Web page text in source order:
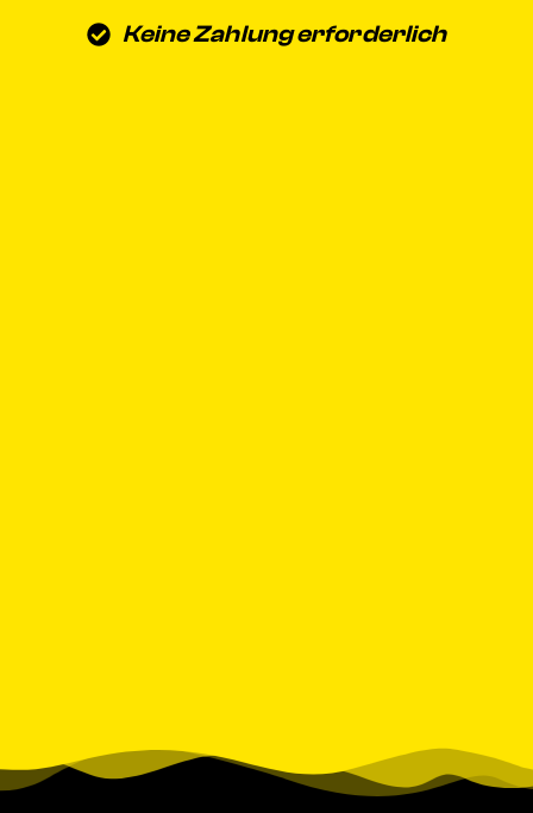
Keine Zahlung erforderlich